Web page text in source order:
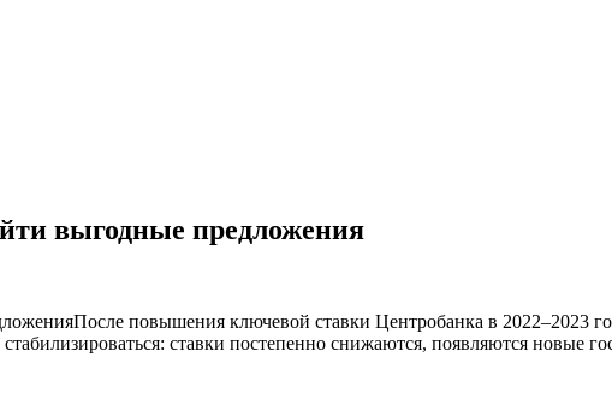
выгодные предложения
После повышения ключевой ставки Центробанка в 2022–2023
ставки постепенно снижаются, появляются новые